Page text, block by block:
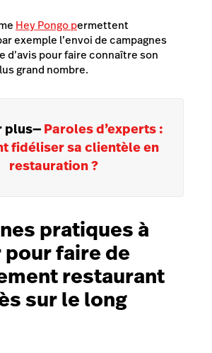
Hey Pongo permettent
exemple l’envoi de campagnes
d’avis pour faire connaître son
grand nombre.
plus— Paroles d’experts :
fidéliser sa clientèle en
restauration ?
pratiques à
faire de
restaurant
sur le long